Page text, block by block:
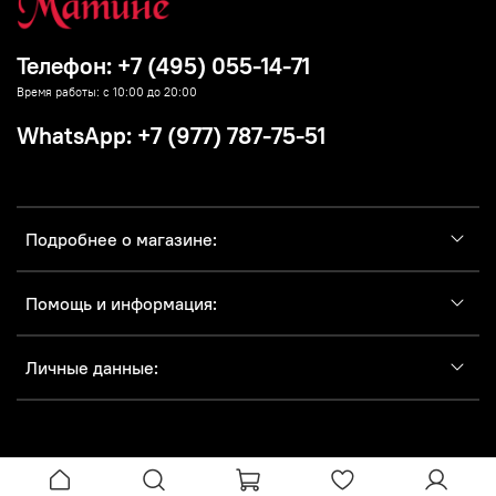
Подробнее о магазине:
Помощь и информация:
Личные данные:
Телефон: +7 (495) 055-14-71
Время работы: с 10:00 до 20:00
WhatsApp: +7 (977) 787-75-51